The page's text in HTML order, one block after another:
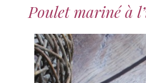
Poulet mariné à